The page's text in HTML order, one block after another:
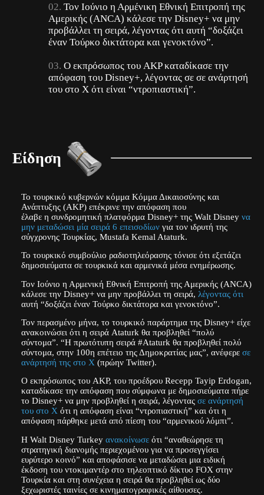
Τον Ιούνιο η Αρμένικη Εθνική Επιτροπή της
Αμερικής (ANCA) κάλεσε την Disney+ να μην
προβάλλει τη σειρά, λέγοντας ότι αυτή “δοξάζει
έναν Τούρκο δικτάτορα και γενοκτόνο”.
Ο εκπρόσωπος του AKP καταδίκασε την
απόφαση του Disney+, λέγοντας σε σε ανάρτησή
του στο X ότι είναι “ντροπιαστική”.
Είδηση
Το τουρκικό κυβερνών κόμμα Κόμμα Δικαιοσύνης και
Ανάπτυξης (AKP) επέκρινε την απόφαση που
έλαβε η συνδρομητική πλατφόρμα Disney+ της Walt Disney να
μην μεταδώσει μία σειρά 6 επεισοδίωνγια τον ιδρυτή της
σύγχρονης Τουρκίας, Mustafa Kemal Ataturk.
Το τουρκικό συμβούλιο ραδιοτηλεόρασης τόνισε ότι εξετάζει
δημοσιεύματα σε τουρκικά και αρμενικά μέσα ενημέρωσης.
Τον Ιούνιο η Αρμενική Εθνική Επιτροπή της Αμερικής (ANCA)
κάλεσε την Disney+ να μην προβάλλει τη σειρά, λέγοντας ότι
αυτή “δοξάζει έναν Τούρκο δικτάτορα και γενοκτόνο”.
Τον περασμένο μήνα, το τουρκικό παράρτημα της Disney+ είχε
ανακοινώσει ότι η σειρά Ataturk θα προβληθεί “πολύ
σύντομα”. “Η πρωτότυπη σειρά #Ataturk θα προβληθεί πολύ
σύντομα, στην 100η επέτειο της Δημοκρατίας μας”, ανέφερε σε
ανάρτησή της στο X (πρώην Twitter).
Ο εκπρόσωπος του AKP, του προέδρου Recepp Tayip Erdogan,
καταδίκασε την απόφαση που σύμφωνα με δημοσιεύματα πήρε
το Disney+ να μην προβληθεί η σειρά, λέγοντας σε ανάρτησή
του στo Xότι η απόφαση είναι “ντροπιαστική” και ότι η
απόφαση πάρθηκε μετά από πίεση του “αρμενικού λόμπι”.
Η Walt Disney Turkey ανακοίνωσεότι “αναθεώρησε τη
στρατηγική διανομής περιεχομένου για να προσεγγίσει
ευρύτερο κοινό” και αποφάσισε να μεταδώσει μια ειδική
έκδοση του ντοκιμαντέρ στο τηλεοπτικό δίκτυο FOX στην
Τουρκία και στη συνέχεια η σειρά θα προβληθεί ως δύο
ξεχωριστές ταινίες σε κινηματογραφικές αίθουσες.